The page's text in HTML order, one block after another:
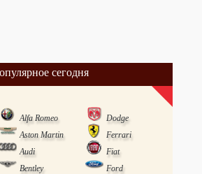
сегодня
Alfa Romeo
Dodge
Aston Martin
Ferrari
Audi
Fiat
Bentley
Ford